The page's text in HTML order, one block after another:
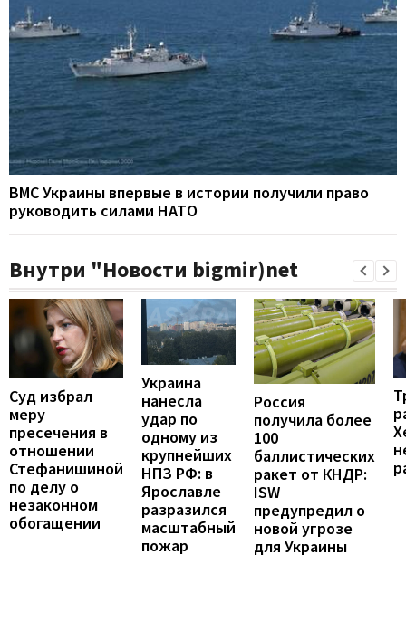
ВМС Украины впервые в истории получили право
руководить силами НАТО
Внутри "Новости bigmir)net
Суд избрал
меру
пресечения в
отношении
Стефанишиной
по делу о
незаконном
обогащении
Украина
нанесла
удар по
одному из
крупнейших
НПЗ РФ: в
Ярославле
разразился
масштабный
пожар
Россия
получила более
100
баллистических
ракет от КНДР:
ISW
предупредил о
новой угрозе
для Украины